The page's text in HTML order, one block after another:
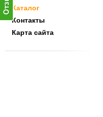
Каталог
Контакты
Карта сайта